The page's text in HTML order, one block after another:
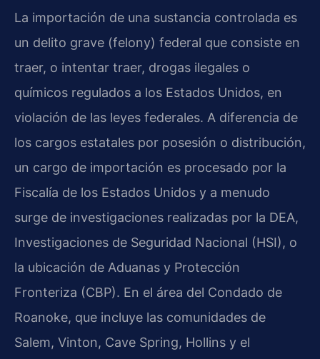
La importación de una sustancia controlada es
un delito grave (felony) federal que consiste en
traer, o intentar traer, drogas ilegales o
químicos regulados a los Estados Unidos, en
violación de las leyes federales. A diferencia de
los cargos estatales por posesión o distribución,
un cargo de importación es procesado por la
Fiscalía de los Estados Unidos y a menudo
surge de investigaciones realizadas por la DEA,
Investigaciones de Seguridad Nacional (HSI), o
la ubicación de Aduanas y Protección
Fronteriza (CBP). En el área del Condado de
Roanoke, que incluye las comunidades de
Salem, Vinton, Cave Spring, Hollins y el